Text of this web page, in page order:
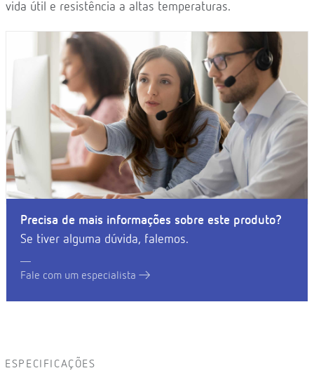
vida útil e resistência a altas temperaturas.
Precisa de mais informações sobre este produto?
Se tiver alguma dúvida, falemos.
Fale com um especialista
ESPECIFICAÇÕES